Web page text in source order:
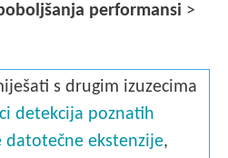
performansi >
s drugim izuzecima
detekcija poznatih
datotečne ekstenzije,